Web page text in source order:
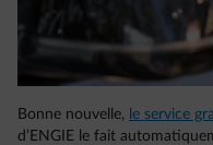
Bonne nouvelle, le service
d’ENGIE le fait